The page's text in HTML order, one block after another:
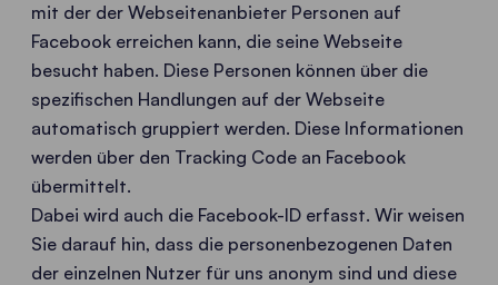
mit der der Webseitenanbieter Personen auf
Facebook erreichen kann, die seine Webseite
besucht haben. Diese Personen können über die
spezifischen Handlungen auf der Webseite
automatisch gruppiert werden. Diese Informationen
werden über den Tracking Code an Facebook
übermittelt.
Dabei wird auch die Facebook-ID erfasst. Wir weisen
Sie darauf hin, dass die personenbezogenen Daten
der einzelnen Nutzer für uns anonym sind und diese